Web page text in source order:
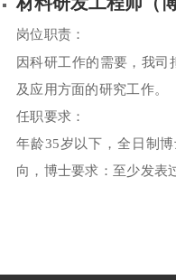
岗位职责：
因科研工作的需要，我司
及应用方面的研究工作。
任职要求：
年龄35岁以下，全日制
向，博士要求：至少发表